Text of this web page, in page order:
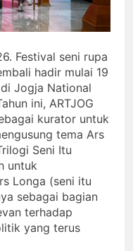
Festival seni rupa
hadir mulai 19
Jogja National
ini, ARTJOG
kurator untuk
tema Ars
Seni Itu
untuk
Longa (seni itu
sebagai bagian
terhadap
yang terus